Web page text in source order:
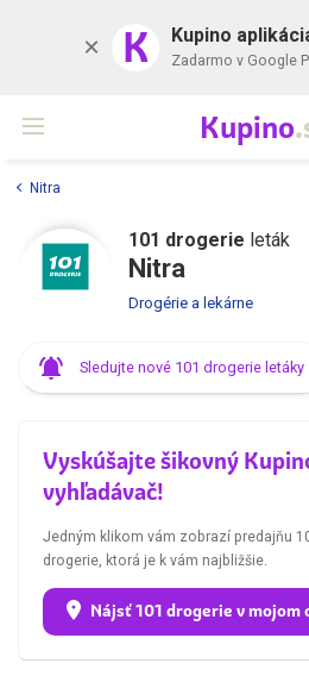
K Kupino
Zadarmo v Google
Kupino
Nitra
101 drogerie leták
Nitra
Drogérie a lekárne
Sledujte nové 101 drogerie letáky
Vyskúšajte šikovný
vyhľadávač!
Jedným klikom vám zobrazí predajňu
drogerie, ktorá je k vám najbližšie.
Nájsť 101 drogerie v mojom